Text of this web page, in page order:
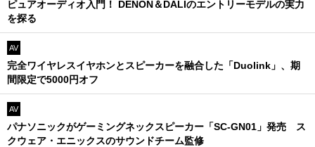
ピュアオーディオ入門！ DENON＆DALIのエントリーモデルの実力
を探る
AV
完全ワイヤレスイヤホンとスピーカーを融合した「Duolink」、期
間限定で5000円オフ
AV
パナソニックがゲーミングネックスピーカー「SC-GN01」発売 ス
クウェア・エニックスのサウンドチーム監修